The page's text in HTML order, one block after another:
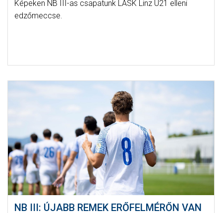
Képeken NB III-as csapatunk LASK Linz U21 elleni
edzőmeccse.
NB III: ÚJABB REMEK ERŐFELMÉRŐN VAN